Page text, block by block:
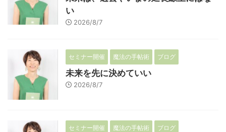
い
2026/8/7
セミナー開催 魔法の手帖術 ブログ
未来を先に決めていい
2026/8/7
セミナー開催 魔法の手帖術 ブログ